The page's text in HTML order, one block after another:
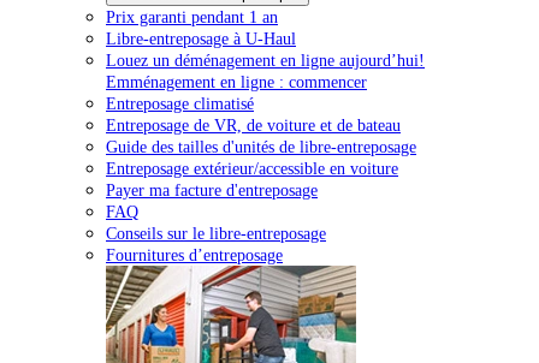
Prix garanti pendant 1 an
Libre-entreposage à U-Haul
Louez un déménagement en ligne aujourd’hui!
Emménagement en ligne : commencer
Entreposage climatisé
Entreposage de VR, de voiture et de bateau
Guide des tailles d'unités de libre-entreposage
Entreposage extérieur/accessible en voiture
Payer ma facture d'entreposage
FAQ
Conseils sur le libre-entreposage
Fournitures d’entreposage